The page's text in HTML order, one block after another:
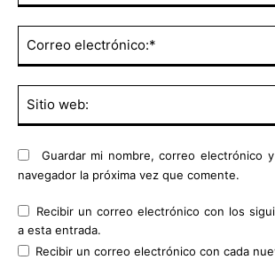
Guardar mi nombre, correo electrónico
navegador la próxima vez que comente.
Recibir un correo electrónico con los
a esta entrada.
Recibir un correo electrónico con cada